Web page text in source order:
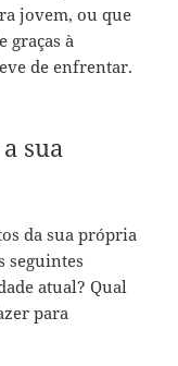
jovem, ou que
graças à
de enfrentar.
sua
da sua própria
seguintes
atual? Qual
para